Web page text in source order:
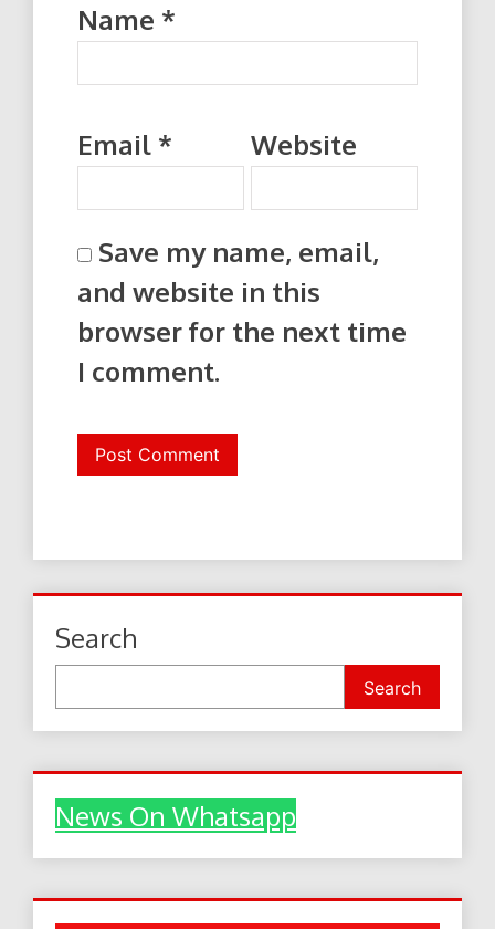
Name *
Email * Website
Save my name, email,
and website in this
browser for the next time
I comment.
Search
Search
News On Whatsapp